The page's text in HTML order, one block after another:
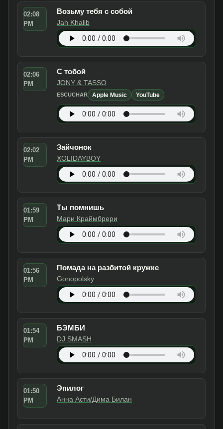
02:08
PM
Возьму тебя с собой
Jah Khalib
02:06
PM
С тобой
JONY & TASSO
ESCUCHAR Apple Music YouTube
02:02
PM
Зайчонок
XOLIDAYBOY
01:59
PM
Ты помнишь
Мари Краймбрери
01:56
PM
Помада на разбитой кружке
Gonopolsky
01:54
PM
БЭМБИ
DJ SMASH
01:50
PM
Эпилог
Анна Асти/Дима Билан